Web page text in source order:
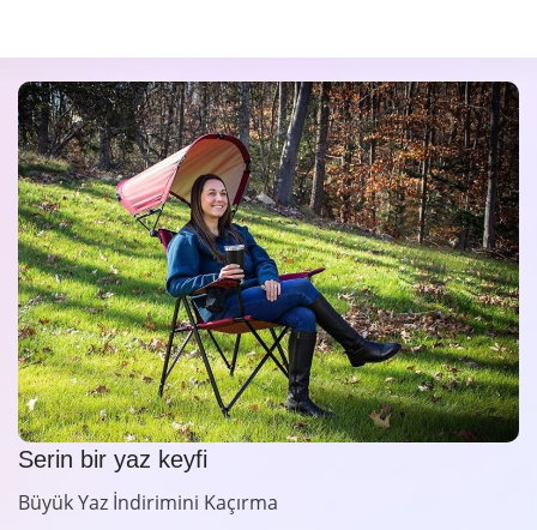
Serin bir yaz keyfi
Büyük Yaz İndirimini Kaçırma